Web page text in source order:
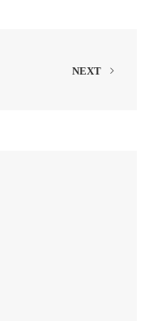
NEXT